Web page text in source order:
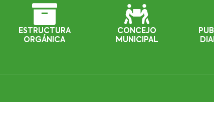
ESTRUCTURA
ORGÁNICA
CONCEJO
MUNICIPAL